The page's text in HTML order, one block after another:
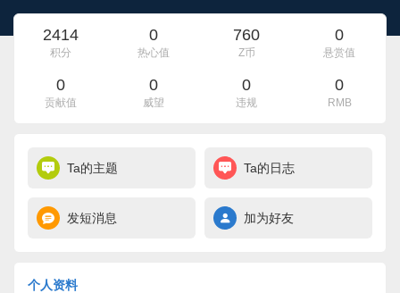
2414
积分
0
热心值
760
Z币
0
悬赏值
0
贡献值
0
威望
0
违规
0
RMB
Ta的主题 Ta的日志
发短消息 加为好友
个人资料